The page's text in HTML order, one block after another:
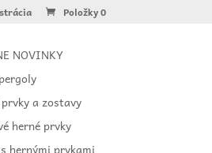
Položky 0
NOVINKY
a zostavy
herné prvky
hernými prvkami